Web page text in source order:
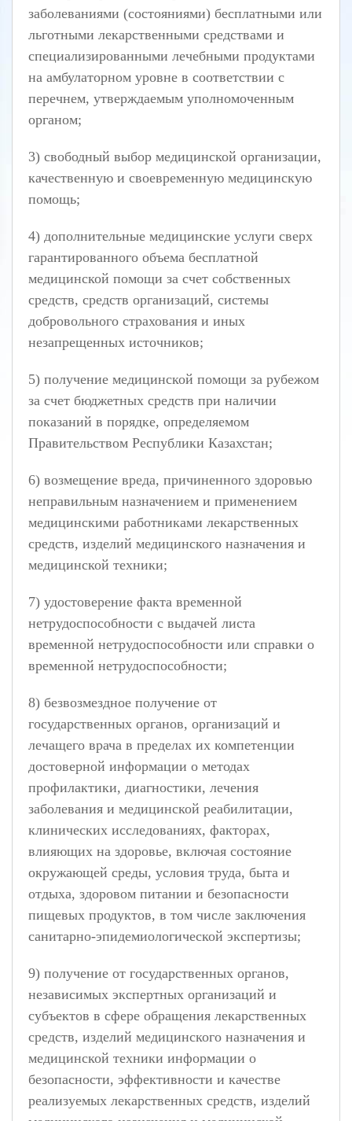
заболеваниями (состояниями) бесплатными или
льготными лекарственными средствами и
специализированными лечебными продуктами
на амбулаторном уровне в соответствии с
перечнем, утверждаемым уполномоченным
органом;
3) свободный выбор медицинской организации,
качественную и своевременную медицинскую
помощь;
4) дополнительные медицинские услуги сверх
гарантированного объема бесплатной
медицинской помощи за счет собственных
средств, средств организаций, системы
добровольного страхования и иных
незапрещенных источников;
5) получение медицинской помощи за рубежом
за счет бюджетных средств при наличии
показаний в порядке, определяемом
Правительством Республики Казахстан;
6) возмещение вреда, причиненного здоровью
неправильным назначением и применением
медицинскими работниками лекарственных
средств, изделий медицинского назначения и
медицинской техники;
7) удостоверение факта временной
нетрудоспособности с выдачей листа
временной нетрудоспособности или справки о
временной нетрудоспособности;
8) безвозмездное получение от
государственных органов, организаций и
лечащего врача в пределах их компетенции
достоверной информации о методах
профилактики, диагностики, лечения
заболевания и медицинской реабилитации,
клинических исследованиях, факторах,
влияющих на здоровье, включая состояние
окружающей среды, условия труда, быта и
отдыха, здоровом питании и безопасности
пищевых продуктов, в том числе заключения
санитарно-эпидемиологической экспертизы;
9) получение от государственных органов,
независимых экспертных организаций и
субъектов в сфере обращения лекарственных
средств, изделий медицинского назначения и
медицинской техники информации о
безопасности, эффективности и качестве
реализуемых лекарственных средств, изделий